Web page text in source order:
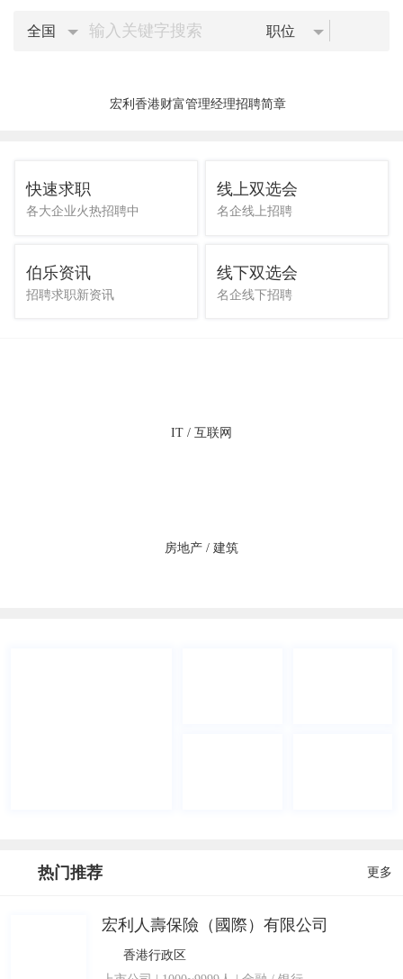
全国 职位
宏利香港财富管理经理招聘简章
快速求职
各大企业火热招聘中
线上双选会
名企线上招聘
伯乐资讯
招聘求职新资讯
线下双选会
名企线下招聘
IT / 互联网
房地产 / 建筑
热门推荐 更多
宏利人壽保險（國際）有限公司
香港行政区